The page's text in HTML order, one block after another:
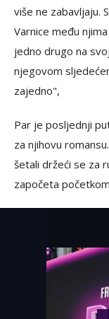
više ne zabavljaju.
Varnice među
jedno drugo na
njegovom
zajedno",
Par je posljednji
za njihovu
šetali držeći se za
započeta